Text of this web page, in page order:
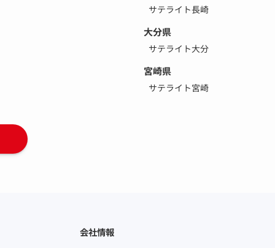
サテライト長崎
大分県
サテライト大分
宮崎県
サテライト宮崎
会社情報